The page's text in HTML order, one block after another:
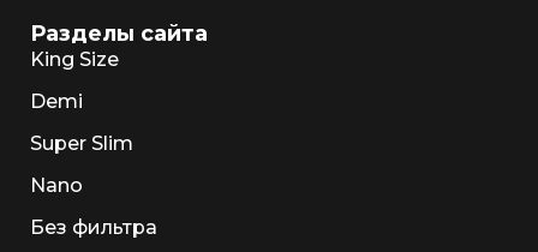
Разделы сайта
King Size
Demi
Super Slim
Nano
Без фильтра